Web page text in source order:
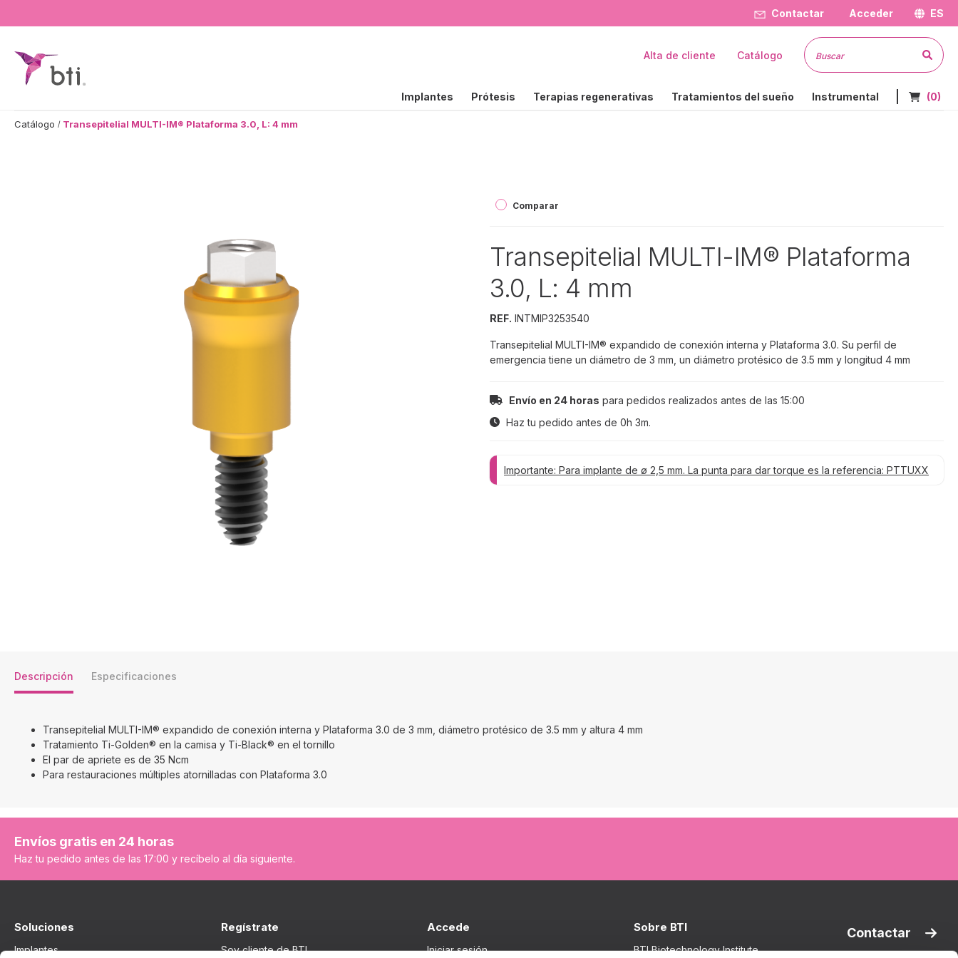
Contactar Acceder ES
BTI - Human Tecnology
Implantes Prótesis Terapias regenerativas Tratamientos del sueño Instrumental Nº de
(0)
Alta de cliente Catálogo
Catálogo Transepitelial MULTI-IM® Plataforma 3.0, L: 4 mm
Comparar
Transepitelial MULTI-IM® Plataforma
3.0, L: 4 mm
REF. INTMIP3253540
Transepitelial MULTI-IM® expandido de conexión interna y Plataforma 3.0. Su perfil de
emergencia tiene un diámetro de 3 mm, un diámetro protésico de 3.5 mm y longitud 4 mm
Envío en 24 horas para pedidos realizados antes de las 15:00
Haz tu pedido antes de 0h 3m.
Importante: Para implante de ø 2,5 mm. La punta para dar torque es la referencia: PTTUXX
Descripción Especificaciones
Transepitelial MULTI-IM® expandido de conexión interna y Plataforma 3.0 de 3 mm, diámetro protésico de 3.5 mm y altura 4 mm
Tratamiento Ti-Golden® en la camisa y Ti-Black® en el tornillo
El par de apriete es de 35 Ncm
Para restauraciones múltiples atornilladas con Plataforma 3.0
Envíos gratis en 24 horas
Haz tu pedido antes de las 17:00 y recíbelo al día siguiente.
Soluciones
Implantes
Regístrate
Soy cliente de BTI
Accede
Iniciar sesión
Sobre BTI
BTI Biotechnology Institute
Contactar